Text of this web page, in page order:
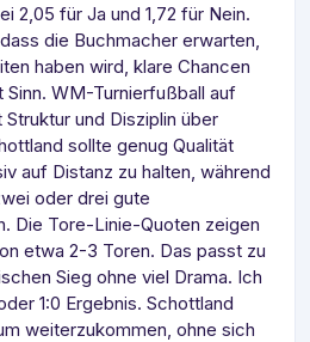
2,05 für Ja und 1,72 für Nein.
die Buchmacher erwarten,
haben wird, klare Chancen
Sinn. WM-Turnierfußball auf
und Disziplin über
sollte genug Qualität
auf Distanz zu halten, während
oder drei gute
Die Tore-Linie-Quoten zeigen
etwa 2-3 Toren. Das passt zu
Sieg ohne viel Drama. Ich
1:0 Ergebnis. Schottland
weiterzukommen, ohne sich